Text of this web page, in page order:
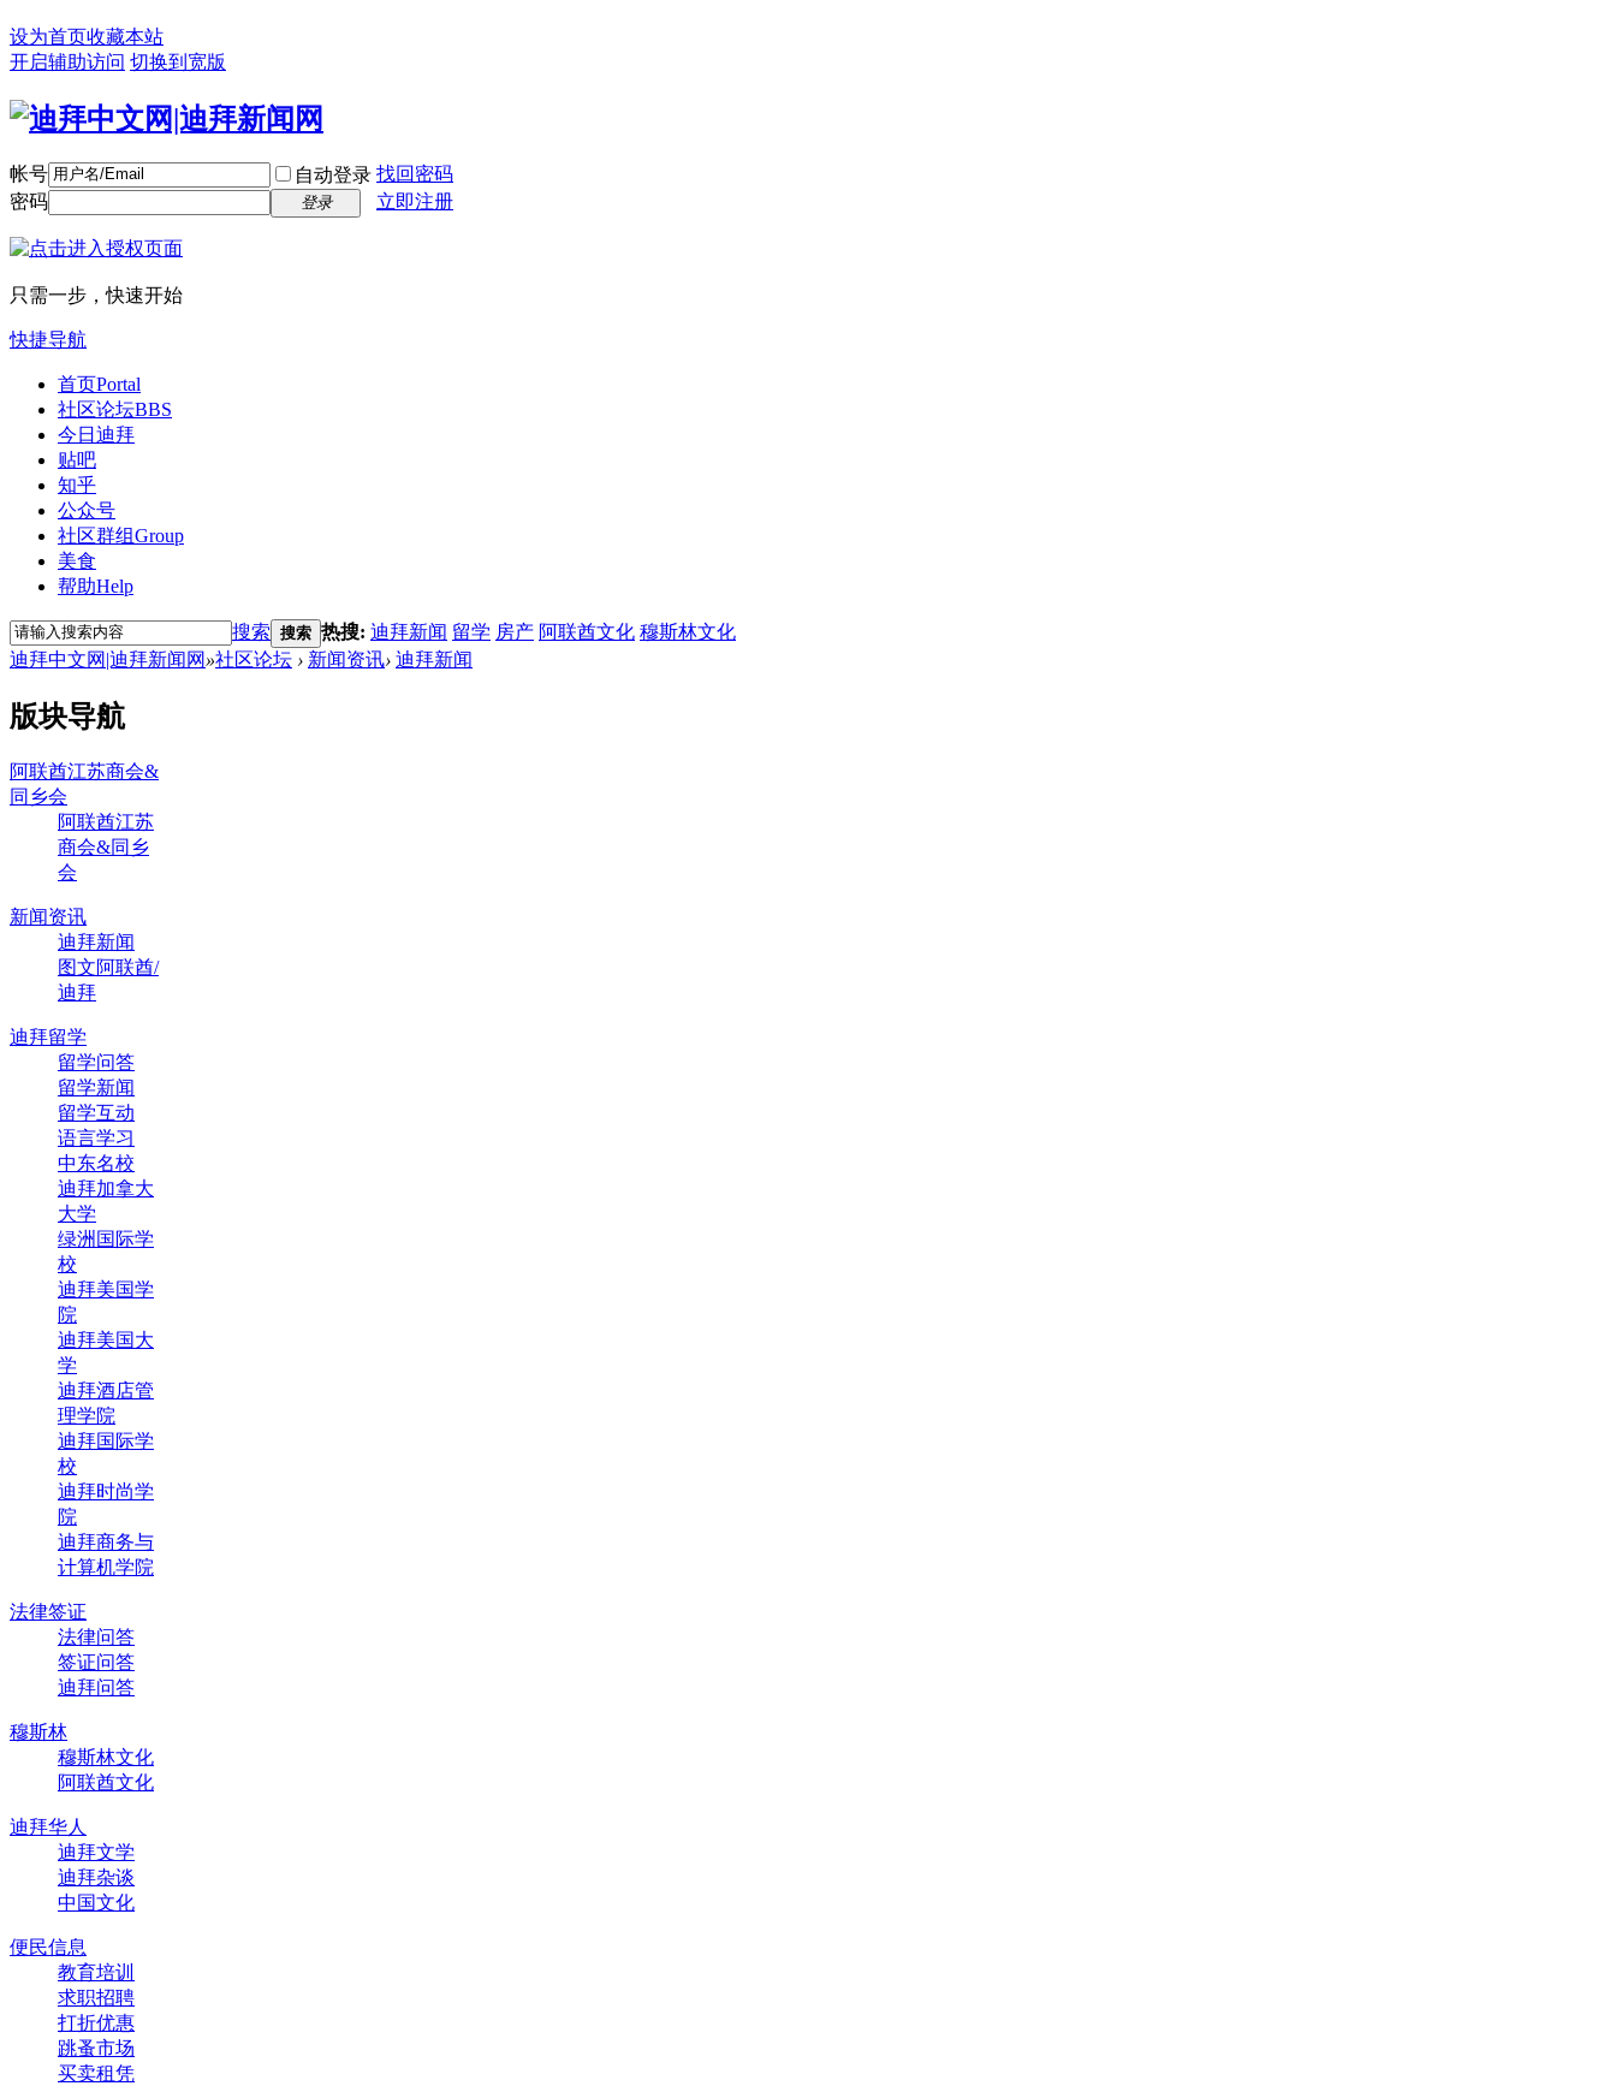
设为首页收藏本站
开启辅助访问 切换到宽版
帐号 自动登录 找回密码
密码
登录 立即注册
只需一步，快速开始
快捷导航
首页Portal
社区论坛BBS
今日迪拜
贴吧
知乎
公众号
社区群组Group
美食
帮助Help
搜索 搜索 热搜: 迪拜新闻 留学 房产 阿联酋文化 穆斯林文化
迪拜中文网|迪拜新闻网 »社区论坛 › 新闻资讯› 迪拜新闻
版块导航
阿联酋江苏商会&
同乡会
阿联酋江苏
商会&同乡
会
新闻资讯
迪拜新闻
图文阿联酋/
迪拜
迪拜留学
留学问答
留学新闻
留学互动
语言学习
中东名校
迪拜加拿大
大学
绿洲国际学
校
迪拜美国学
院
迪拜美国大
学
迪拜酒店管
理学院
迪拜国际学
校
迪拜时尚学
院
迪拜商务与
计算机学院
法律签证
法律问答
签证问答
迪拜问答
穆斯林
穆斯林文化
阿联酋文化
迪拜华人
迪拜文学
迪拜杂谈
中国文化
便民信息
教育培训
求职招聘
打折优惠
跳蚤市场
买卖租凭